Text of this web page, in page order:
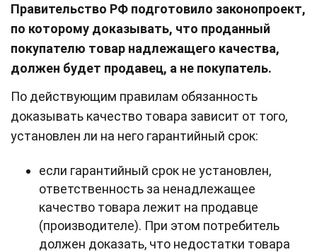
Правительство РФ подготовило законопроект,
по которому доказывать, что проданный
покупателю товар надлежащего качества,
должен будет продавец, а не покупатель.
По действующим правилам обязанность
доказывать качество товара зависит от того,
установлен ли на него гарантийный срок:
если гарантийный срок не установлен,
ответственность за ненадлежащее
качество товара лежит на продавце
(производителе). При этом потребитель
должен доказать, что недостатки товара